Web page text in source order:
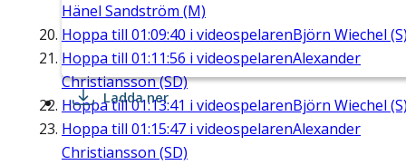
Hänel Sandström (M)
Hoppa till 01:09:40 i videospelarenBjörn Wiechel
Hoppa till 01:11:56 i videospelarenAlexander
Christiansson (SD)
Hoppa till01:13:41 i videospelarenBjörn Wiechel
Hoppa till 01:15:47 i videospelarenAlexander
Christiansson (SD)
Ladda ner